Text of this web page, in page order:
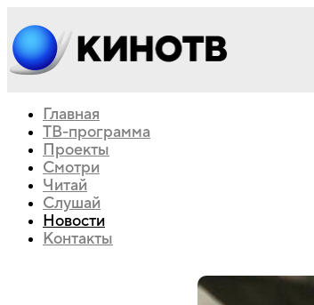
Главная
ТВ-программа
Проекты
Смотри
Читай
Слушай
Новости
Контакты